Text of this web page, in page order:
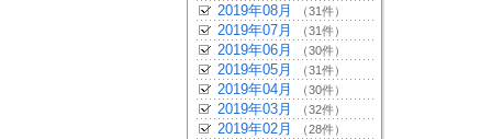
2019年08月 （31件）
2019年07月 （31件）
2019年06月 （30件）
2019年05月 （31件）
2019年04月 （30件）
2019年03月 （32件）
2019年02月 （28件）